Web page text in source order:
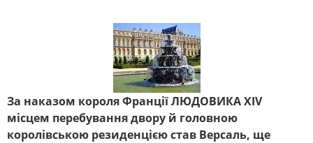
За наказом короля Франції ЛЮДОВИКА XIV
місцем перебування двору й головною
королівською резиденцією став Версаль, ще